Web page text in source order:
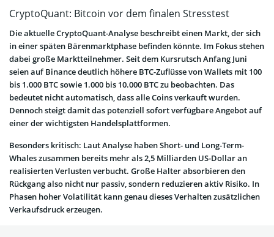
CryptoQuant: Bitcoin vor dem finalen Stresstest
Die aktuelle CryptoQuant-Analyse beschreibt einen Markt, der sich
in einer späten Bärenmarktphase befinden könnte. Im Fokus stehen
dabei große Marktteilnehmer. Seit dem Kursrutsch Anfang Juni
seien auf Binance deutlich höhere BTC-Zuflüsse von Wallets mit 100
bis 1.000 BTC sowie 1.000 bis 10.000 BTC zu beobachten. Das
bedeutet nicht automatisch, dass alle Coins verkauft wurden.
Dennoch steigt damit das potenziell sofort verfügbare Angebot auf
einer der wichtigsten Handelsplattformen.
Besonders kritisch: Laut Analyse haben Short- und Long-Term-
Whales zusammen bereits mehr als 2,5 Milliarden US-Dollar an
realisierten Verlusten verbucht. Große Halter absorbieren den
Rückgang also nicht nur passiv, sondern reduzieren aktiv Risiko. In
Phasen hoher Volatilität kann genau dieses Verhalten zusätzlichen
Verkaufsdruck erzeugen.